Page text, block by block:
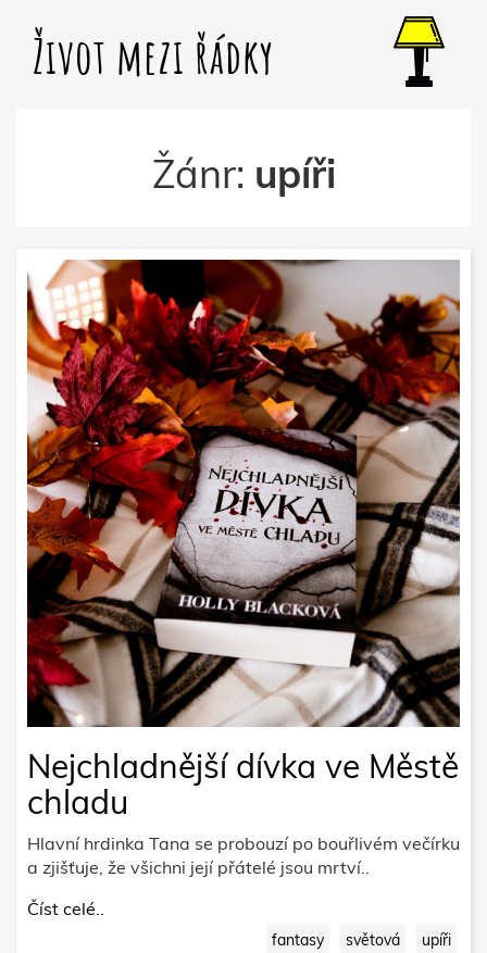
Život mezi řádky
Žánr: upíři
Nejchladnější dívka ve Městě
chladu
Hlavní hrdinka Tana se probouzí po bouřlivém večírku
a zjišťuje, že všichni její přátelé jsou mrtví..
Číst celé..
fantasy světová upíři